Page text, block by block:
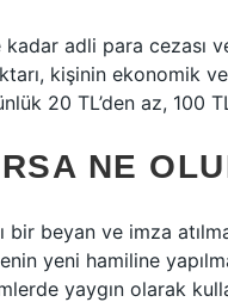
adli para cezası
kişinin ekonomik
20 TL’den az, 100
NE
bir beyan ve imza
yeni hamiline
yaygın olarak